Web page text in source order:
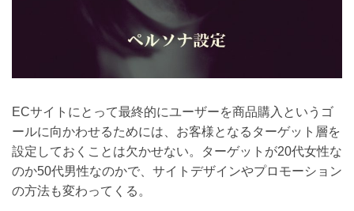
ECサイトにとって最終的にユーザーを商品購入というゴ
ールに向かわせるためには、お客様となるターゲット層を
設定しておくことは欠かせない。ターゲットが20代女性な
のか50代男性なのかで、サイトデザインやプロモーション
の方法も変わってくる。